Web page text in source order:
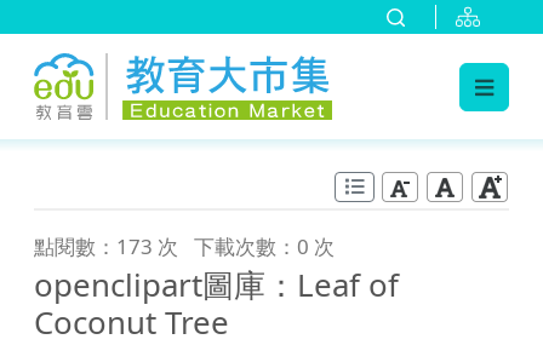
點閱數：173 次 下載次數：0 次
openclipart圖庫：Leaf of
Coconut Tree